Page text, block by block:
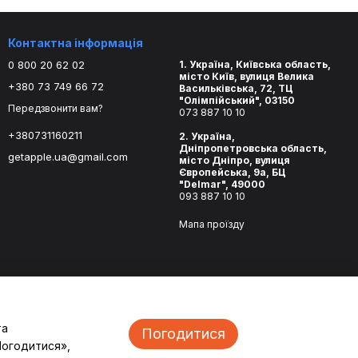
Контактна інформація
0 800 20 62 02
+380 73 749 66 72
Передзвонити вам?
+380731160211
getapple.ua@gmail.com
1. Україна, Київська область,
місто Київ, вулиця Велика
Васильківська, 72, ТЦ
"Олімпійський", 03150
073 887 10 10
2. Україна,
Дніпропетровська область,
місто Дніпро, вулиця
Європейська, 9а, БЦ
"Delmar", 49000
093 887 10 10
Мапа проїзду
Погодитися